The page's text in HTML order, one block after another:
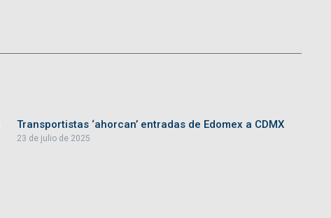
Transportistas ‘ahorcan’ entradas de Edomex a CDMX
23 de julio de 2025